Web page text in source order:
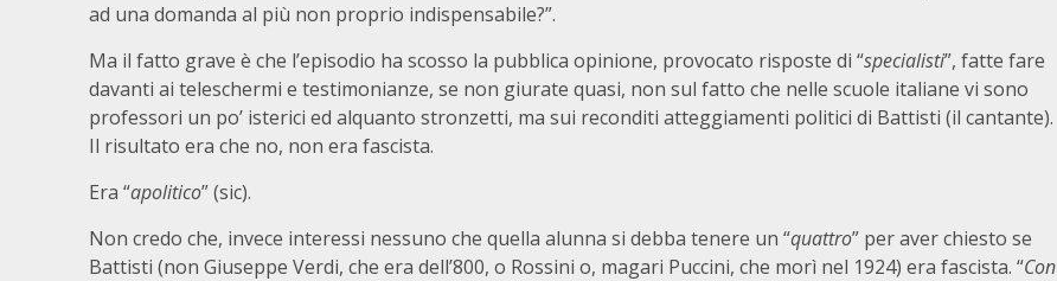
ad una domanda al più non proprio indispensabile?”.
Ma il fatto grave è che l’episodio ha scosso la pubblica opinione, provocato risposte di “specialisti”, fatte fare
davanti ai teleschermi e testimonianze, se non giurate quasi, non sul fatto che nelle scuole italiane vi sono
professori un po’ isterici ed alquanto stronzetti, ma sui reconditi atteggiamenti politici di Battisti (il cantante).
Il risultato era che no, non era fascista.
Era “apolitico” (sic).
Non credo che, invece interessi nessuno che quella alunna si debba tenere un “quattro” per aver chiesto se
Battisti (non Giuseppe Verdi, che era dell’800, o Rossini o, magari Puccini, che morì nel 1924) era fascista. “Con